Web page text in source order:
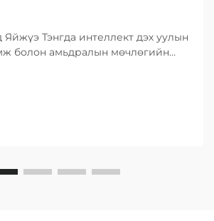
Тэнгда интеллект дэх уулын
болон амьдралын мөчлөгийн
нээж үзнэ үү. Илүү ихийг одоо л